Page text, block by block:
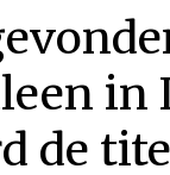
de